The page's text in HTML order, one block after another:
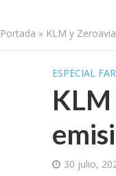
Portada » KLM y
ESPECIAL
30 julio,